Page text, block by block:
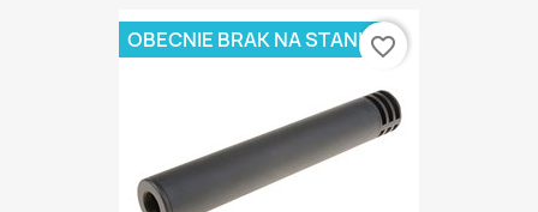
OBECNIE BRAK NA STANIEfavorite_border